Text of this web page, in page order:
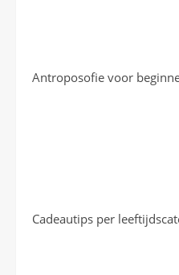
Antroposofie voor
Cadeautips per